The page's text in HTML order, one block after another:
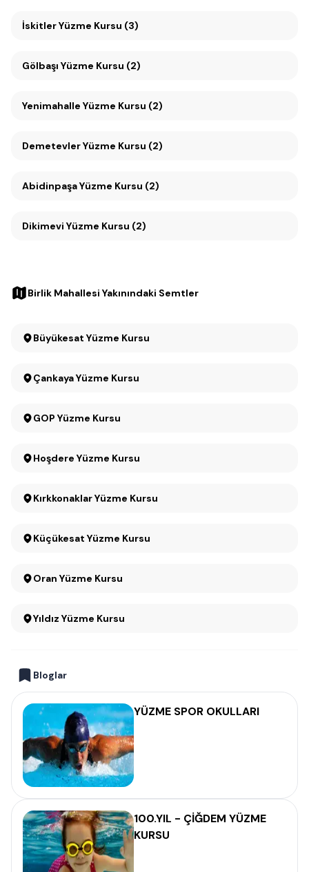
İskitler Yüzme Kursu (3)
Gölbaşı Yüzme Kursu (2)
Yenimahalle Yüzme Kursu (2)
Demetevler Yüzme Kursu (2)
Abidinpaşa Yüzme Kursu (2)
Dikimevi Yüzme Kursu (2)
Birlik Mahallesi Yakınındaki Semtler
Büyükesat Yüzme Kursu
Çankaya Yüzme Kursu
GOP Yüzme Kursu
Hoşdere Yüzme Kursu
Kırkkonaklar Yüzme Kursu
Küçükesat Yüzme Kursu
Oran Yüzme Kursu
Yıldız Yüzme Kursu
Bloglar
YÜZME SPOR OKULLARI
100.YIL - ÇİĞDEM YÜZME
KURSU